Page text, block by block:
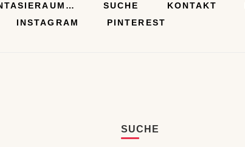
SUCHE KONTAKT
INSTAGRAM PINTEREST
SUCHE